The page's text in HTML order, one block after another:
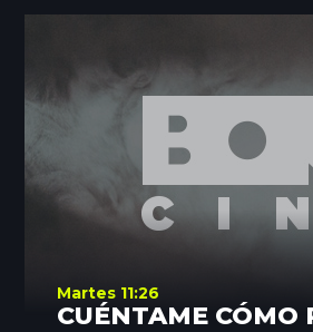
Martes 11:26
CUÉNTAME CÓMO